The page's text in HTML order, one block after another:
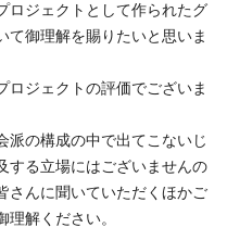
ロジェクトとして作られたグ
て御理解を賜りたいと思いま
ロジェクトの評価でございま
派の構成の中で出てこないじ
する立場にはございませんの
さんに聞いていただくほかご
解ください。